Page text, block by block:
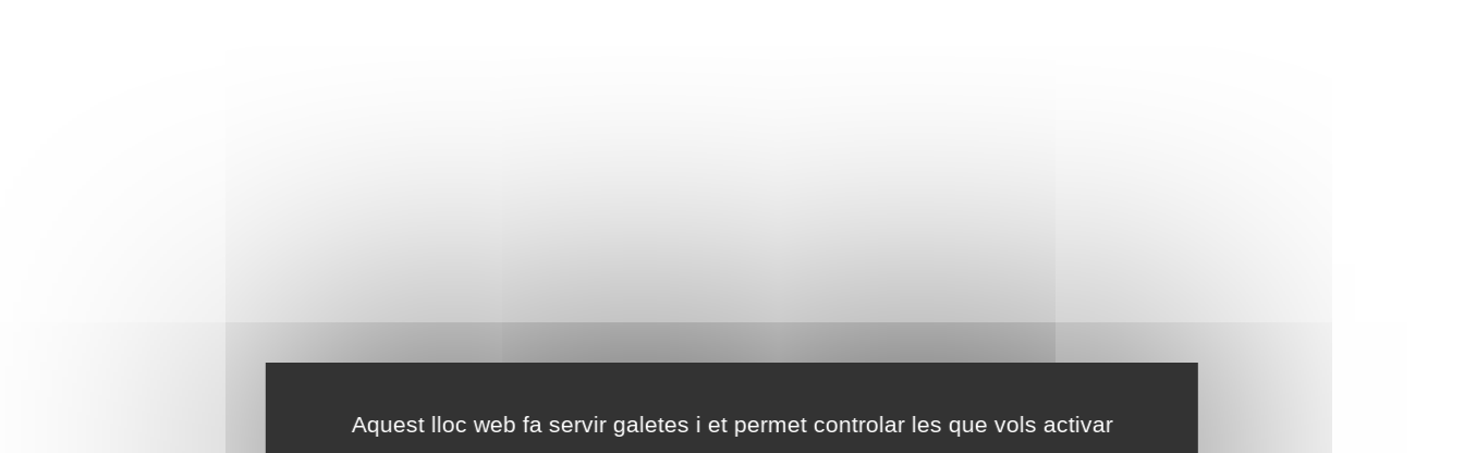
Aquest lloc web fa servir galetes i et permet controlar les que vols activar